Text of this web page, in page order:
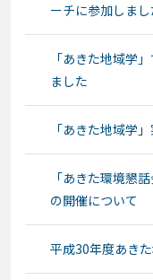
ーチに参加しまし
「あきた地域学
ました
「あきた地域学
「あきた環境懇
の開催について
平成30年度あき